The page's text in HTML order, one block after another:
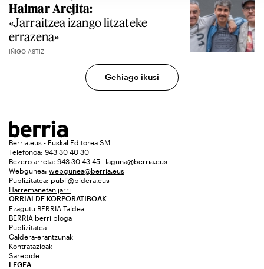
Haimar Arejita:
«Jarraitzea izango litzateke
errazena»
IÑIGO ASTIZ
Gehiago ikusi
Berria.eus - Euskal Editorea SM
Telefonoa: 943 30 40 30
Bezero arreta: 943 30 43 45 | laguna@berria.eus
Webgunea: webgunea@berria.eus
Publizitatea: publi@bidera.eus
Harremanetan jarri
ORRIALDE KORPORATIBOAK
Ezagutu BERRIA Taldea
BERRIA berri bloga
Publizitatea
Galdera-erantzunak
Kontratazioak
Sarebide
LEGEA